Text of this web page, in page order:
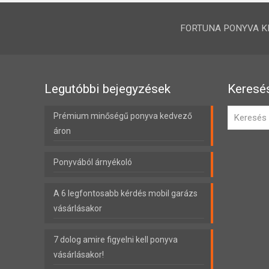
FORTUNA PONYVA
Legutóbbi bejegyzések
Prémium minőségű ponyva kedvező
áron
Ponyvából árnyékoló
A 6 legfontosabb kérdés mobil garázs
vásárlásakor
7 dolog amire figyelni kell ponyva
vásárlásakor!